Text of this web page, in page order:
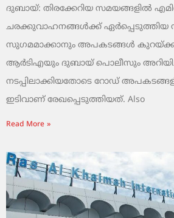
ദുബായ്: തിരക്കേറിയ സമയങ്ങളിൽ
ചരക്കുവാഹനങ്ങൾക്ക് ഏർപ്പെടുത്തിയ
സുഗമമാക്കാനും അപകടങ്ങൾ
ആർടിഎയും ദുബായ് പൊലീസും
നടപ്പിലാക്കിയതോടെ റോഡ്
ഇടിവാണ് രേഖപ്പെടുത്തിയത്. Also
Read More »